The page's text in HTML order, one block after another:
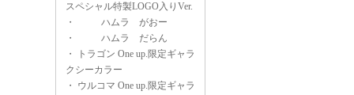
スペシャル特製LOGO入りVer.
・
ハムラ がおー
・
ハムラ だらん
・
トラゴン One up.限定ギャラ
クシーカラー
・ ウルコマ One up.限定ギャラ